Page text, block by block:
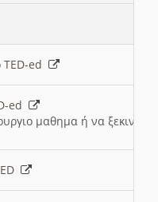
ed
ed
μαθημα ή να